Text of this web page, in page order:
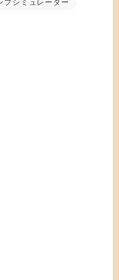
プシミュレーター